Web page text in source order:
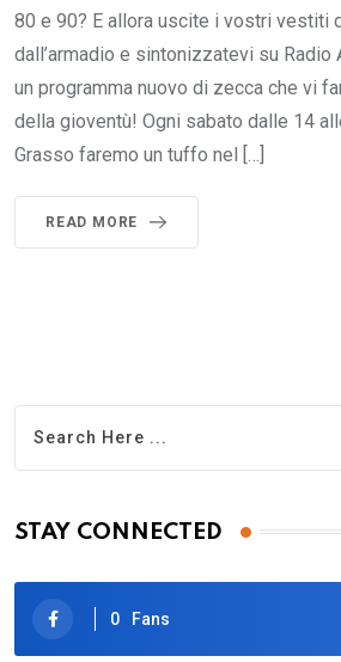
80 e 90? E allora uscite i vostri vestiti
dall’armadio e sintonizzatevi su Radio
un programma nuovo di zecca che vi
della gioventù! Ogni sabato dalle 14
Grasso faremo un tuffo nel […]
READ MORE
STAY CONNECTED
0 Fans